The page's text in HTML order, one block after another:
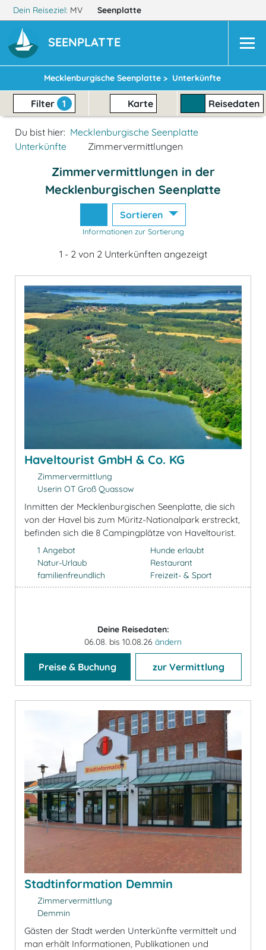
Dein Reiseziel: MV Seenplatte
SEENPLATTE
Mecklenburgische Seenplatte > Unterkünfte
Filter 1 Karte Reisedaten
Du bist hier: Mecklenburgische Seenplatte
Unterkünfte
Zimmervermittlungen
Zimmervermittlungen in der
Mecklenburgischen Seenplatte
Sortieren
Informationen zur Sortierung
1 - 2 von 2 Unterkünften angezeigt
Haveltourist GmbH & Co. KG
Zimmervermittlung
Userin OT Groß Quassow
Inmitten der Mecklenburgischen Seenplatte, die sich
von der Havel bis zum Müritz-Nationalpark erstreckt,
befinden sich die 8 Campingplätze von Haveltourist.
1 Angebot
Natur-Urlaub
familienfreundlich
Hunde erlaubt
Restaurant
Freizeit- & Sport
Deine Reisedaten:
06.08. bis 10.08.26 ändern
Preise & Buchung zur Vermittlung
Stadtinformation Demmin
Zimmervermittlung
Demmin
Gästen der Stadt werden Unterkünfte vermittelt und
man erhält Informationen, Publikationen und